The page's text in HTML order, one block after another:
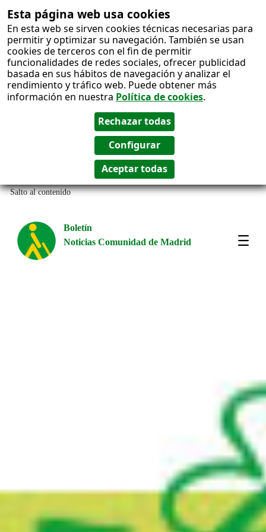
Esta página web usa cookies
En esta web se sirven cookies técnicas necesarias para
permitir y optimizar su navegación. También se usan
cookies de terceros con el fin de permitir
funcionalidades de redes sociales, ofrecer publicidad
basada en sus hábitos de navegación y analizar el
rendimiento y tráfico web. Puede obtener más
información en nuestra Política de cookies.
Salto al contenido
Boletín
Noticias Comunidad de Madrid